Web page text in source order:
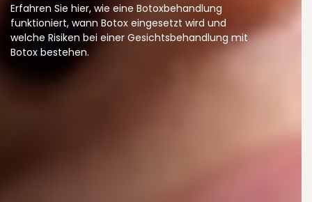
Erfahren Sie hier, wie eine Botoxbehandlung
funktioniert, wann Botox eingesetzt wird und
welche Risiken bei einer Gesichtsbehandlung mit
Botox bestehen.